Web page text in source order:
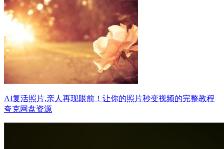
AI复活照片,亲人再现眼前！让你的照片秒变视频的完整教程
夸克网盘资源